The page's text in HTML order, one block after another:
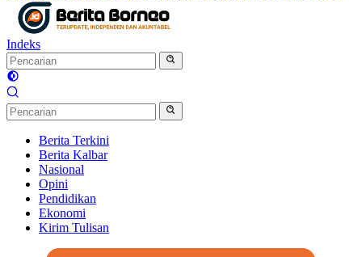
Indeks
Berita Terkini
Berita Kalbar
Nasional
Opini
Pendidikan
Ekonomi
Kirim Tulisan